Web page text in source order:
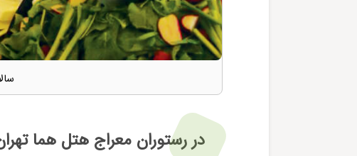
در رستوران معراج هتل هما